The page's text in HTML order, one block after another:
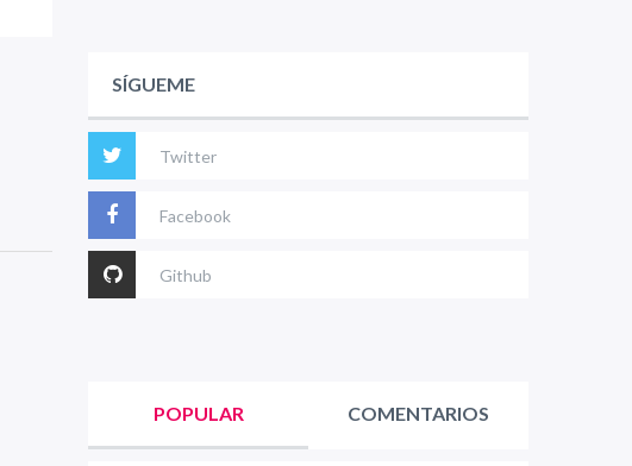
SÍGUEME
Twitter
Facebook
Github
POPULAR COMENTARIOS